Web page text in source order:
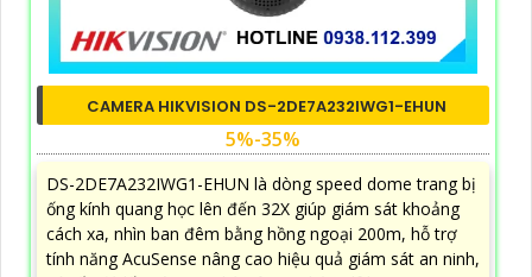
CAMERA HIKVISION DS-2DE7A232IWG1-EHUN
5%-35%
DS-2DE7A232IWG1-EHUN là dòng speed dome trang bị
ống kính quang học lên đến 32X giúp giám sát khoảng
cách xa, nhìn ban đêm bằng hồng ngoại 200m, hỗ trợ
tính năng AcuSense nâng cao hiệu quả giám sát an ninh,